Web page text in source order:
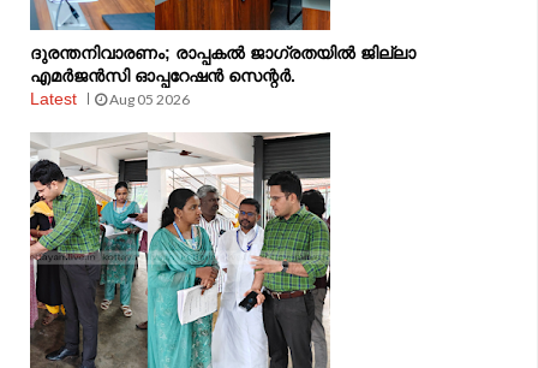
ദുരന്തനിവാരണം; രാപ്പകല്‍ ജാഗ്രതയില്‍ ജില്ലാ
എമര്‍ജന്‍സി ഓപ്പറേഷന്‍ സെന്റര്‍.
Latest
Aug 05 2026